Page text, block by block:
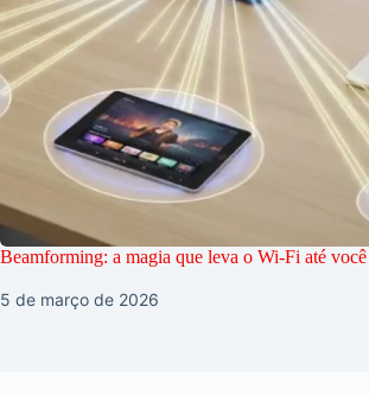
Beamforming: a magia que leva o Wi-Fi até você
5 de março de 2026